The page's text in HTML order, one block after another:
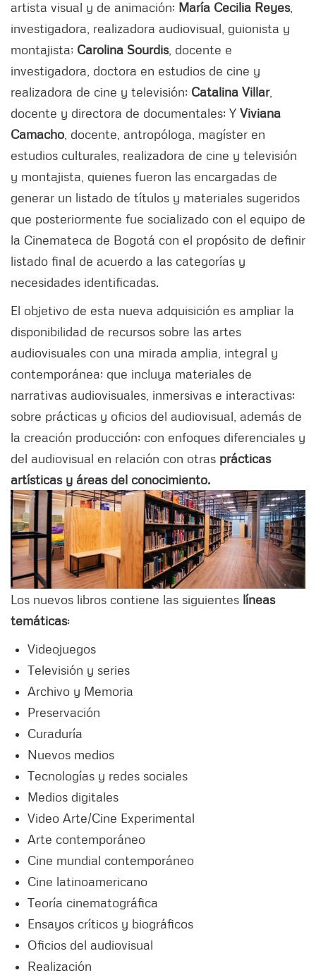
artista visual y de animación; María Cecilia Reyes,
investigadora, realizadora audiovisual, guionista y
montajista; Carolina Sourdis, docente e
investigadora, doctora en estudios de cine y
realizadora de cine y televisión; Catalina Villar,
docente y directora de documentales; Y Viviana
Camacho , docente, antropóloga, magíster en
estudios culturales, realizadora de cine y televisión
y montajista, quienes fueron las encargadas de
generar un listado de títulos y materiales sugeridos
que posteriormente fue socializado con el equipo de
la Cinemateca de Bogotá con el propósito de definir
listado final de acuerdo a las categorías y
necesidades identificadas.
El objetivo de esta nueva adquisición es ampliar la
disponibilidad de recursos sobre las artes
audiovisuales con una mirada amplia, integral y
contemporánea; que incluya materiales de
narrativas audiovisuales, inmersivas e interactivas;
sobre prácticas y oficios del audiovisual, además de
la creación producción; con enfoques diferenciales y
del audiovisual en relación con otras prácticas
artísticas y áreas del conocimiento.
Los nuevos libros contiene las siguientes líneas
temáticas:
Videojuegos
Televisión y series
Archivo y Memoria
Preservación
Curaduría
Nuevos medios
Tecnologías y redes sociales
Medios digitales
Video Arte/Cine Experimental
Arte contemporáneo
Cine mundial contemporáneo
Cine latinoamericano
Teoría cinematográfica
Ensayos críticos y biográficos
Oficios del audiovisual
Realización